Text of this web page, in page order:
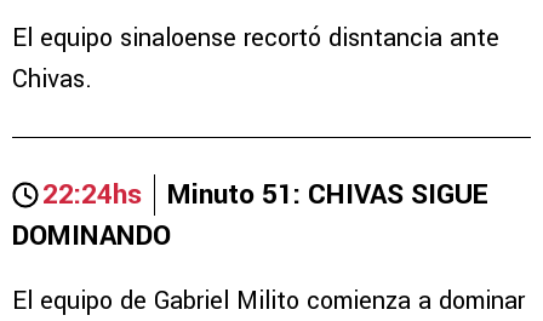
El equipo sinaloense recortó disntancia ante
Chivas.
22:24hs
Minuto 51: CHIVAS SIGUE
DOMINANDO
El equipo de Gabriel Milito comienza a dominar